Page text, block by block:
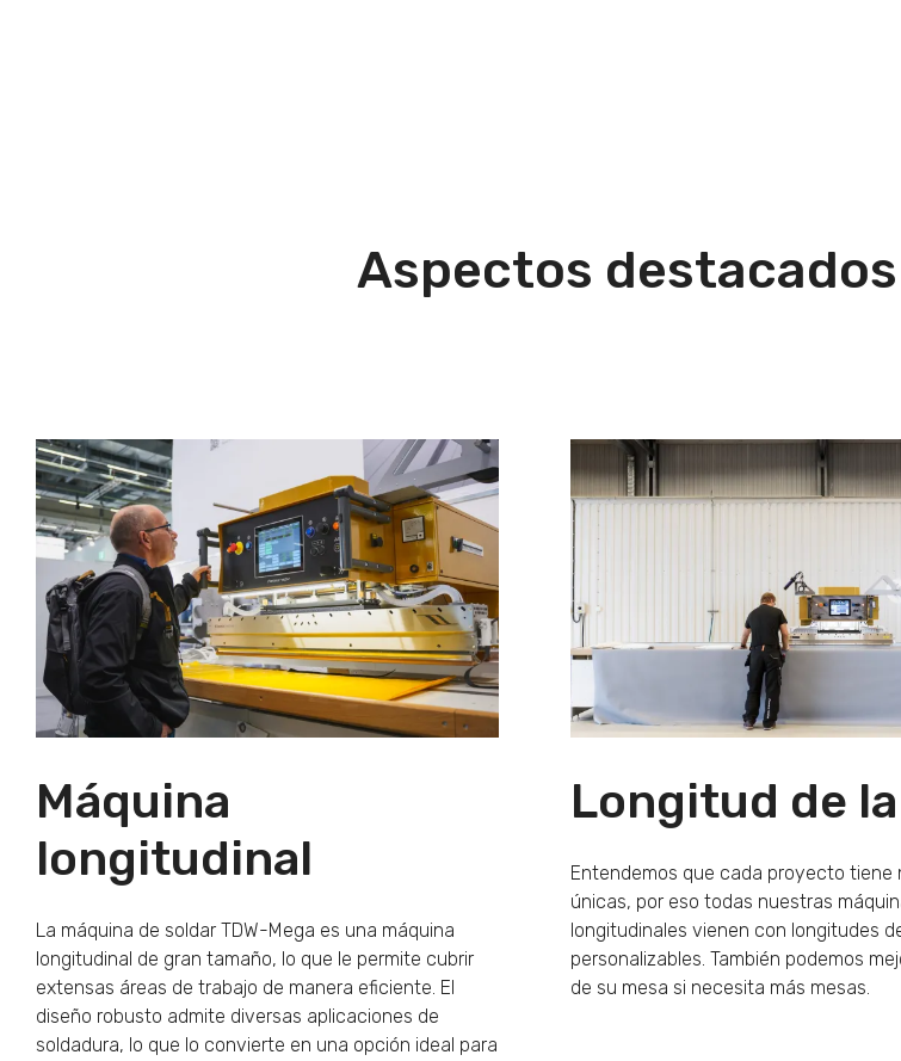
Aspectos destacados
Máquina
longitudinal
La máquina de soldar TDW-Mega es una máquina
longitudinal de gran tamaño, lo que le permite cubrir
extensas áreas de trabajo de manera eficiente. El
diseño robusto admite diversas aplicaciones de
soldadura, lo que lo convierte en una opción ideal para
Longitud de
Entendemos que cada proyecto tiene
únicas, por eso todas nuestras
longitudinales vienen con longitudes
personalizables. También podemos
de su mesa si necesita más mesas.